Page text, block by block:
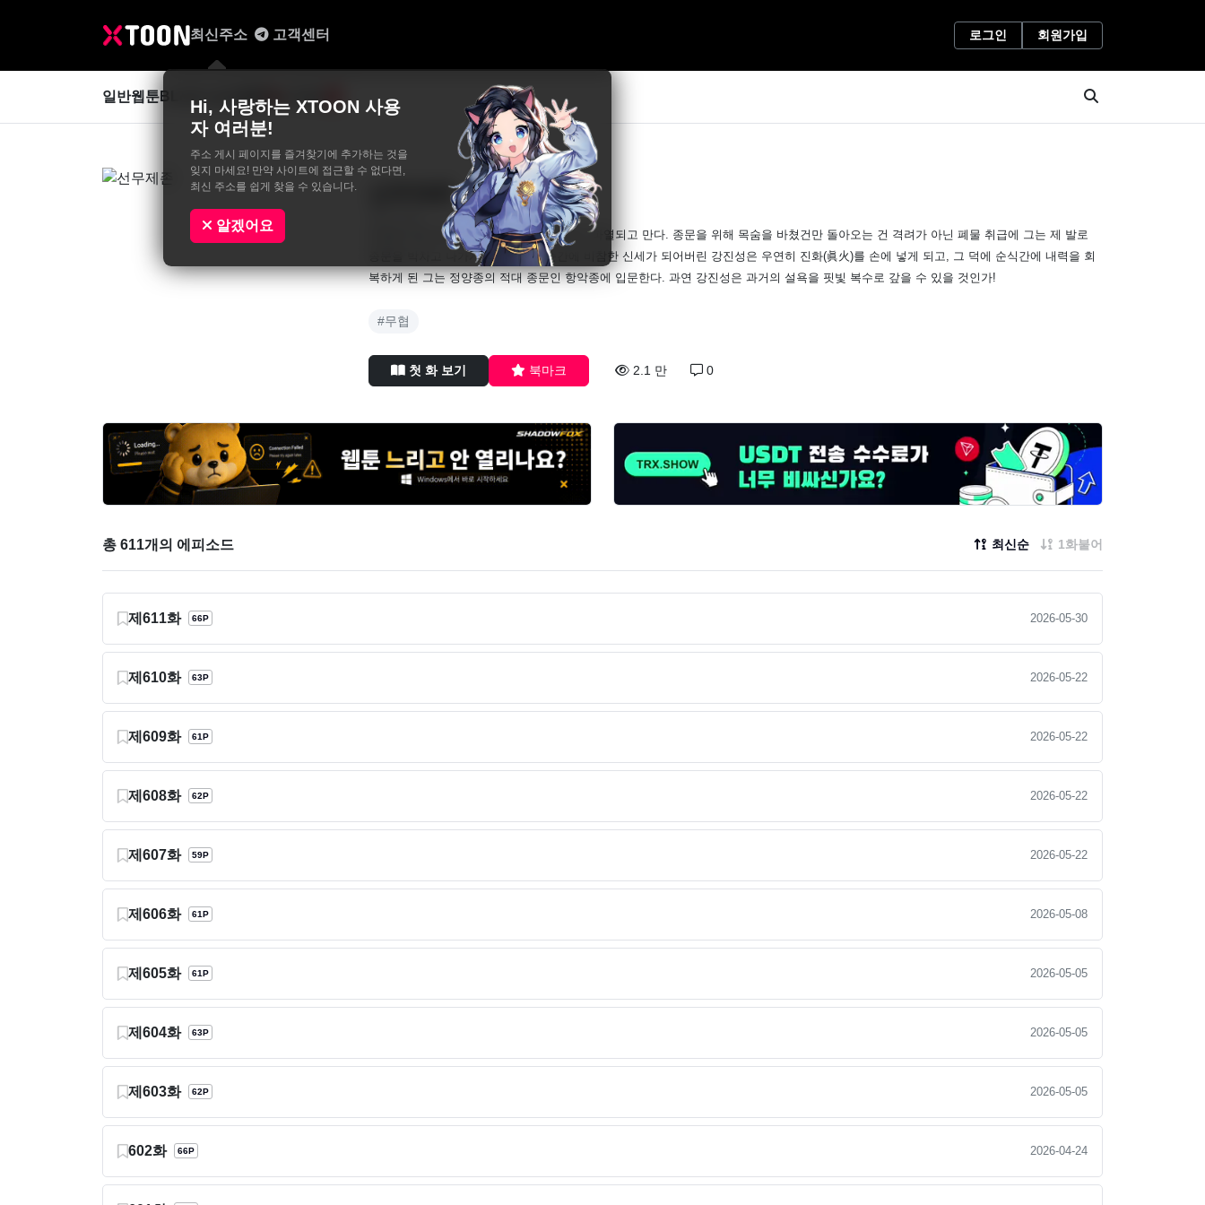
최신주소
Hi, 사랑하는 XTOON 사용
자 여러분!
주소 게시 페이지를 즐겨찾기에 추가하는 것을
잊지 마세요! 만약 사이트에 접근할 수 없다면,
최신 주소를 쉽게 찾을 수 있습니다.
알겠어요
고객센터 로그인 회원가입
일반웹툰BL&GL 성인웹툰
선무제존
정양종 외문 제자 강진성은 임무 중 단전이 파열되고 만다. 종문을 위해 목숨을 바쳤건만 돌아오는 건 격려가 아닌 폐물 취급에 그는 제 발로
종문을 박차고 나가게 되는데... 한순간에 비참한 신세가 되어버린 강진성은 우연히 진화(眞火)를 손에 넣게 되고, 그 덕에 순식간에 내력을 회
복하게 된 그는 정양종의 적대 종문인 항악종에 입문한다. 과연 강진성은 과거의 설욕을 핏빛 복수로 갚을 수 있을 것인가!
#무협
첫 화 보기 북마크 2.1 만 0
총 611개의 에피소드 최신순 1화붙어
제611화 66P 2026-05-30
제610화 63P 2026-05-22
제609화 61P 2026-05-22
제608화 62P 2026-05-22
제607화 59P 2026-05-22
제606화 61P 2026-05-08
제605화 61P 2026-05-05
제604화 63P 2026-05-05
제603화 62P 2026-05-05
602화 66P 2026-04-24